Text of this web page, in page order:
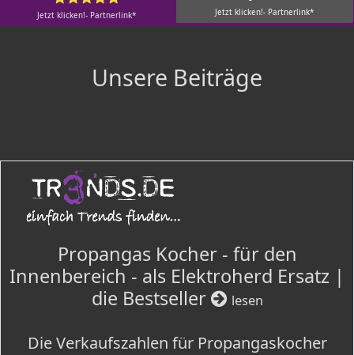
Jetzt klicken!- Partnerlink* Jetzt klicken!- Partnerlink*
Unsere Beiträge
Propangas Kocher - für den
Innenbereich - als Elektroherd Ersatz |
die Bestseller
lesen
Die Verkaufszahlen für Propangaskocher